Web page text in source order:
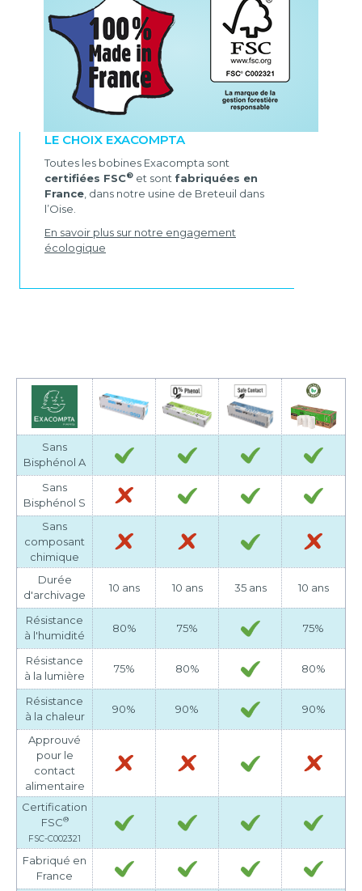
LE CHOIX EXACOMPTA
Toutes les bobines Exacompta sont
certifiées FSC® et sont fabriquées en
France , dans notre usine de Breteuil dans
l’Oise.
En savoir plus sur notre engagement
écologique
Sans
Bisphénol A
Sans
Bisphénol S
Sans
composant
chimique
Durée
d'archivage
10 ans 10 ans 35 ans 10 ans
Résistance
à l'humidité
80% 75% 75%
Résistance
à la lumière
75% 80% 80%
Résistance
à la chaleur
90% 90% 90%
Approuvé
pour le
contact
alimentaire
Certification
FSC®
FSC-C002321
Fabriqué en
France